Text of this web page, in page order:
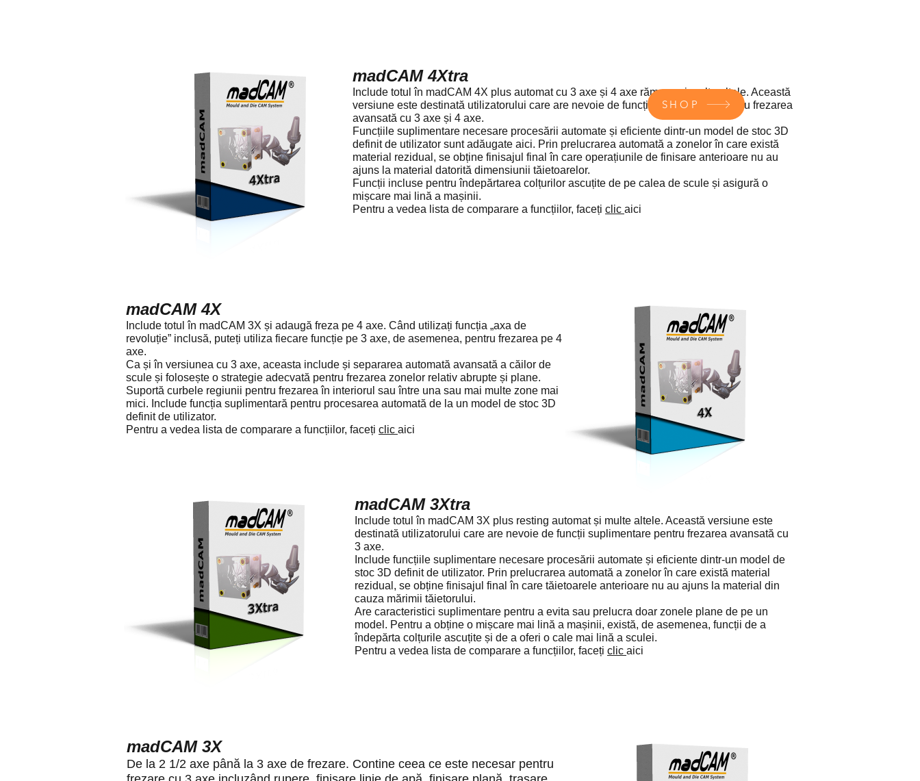
madCAM 4Xtra
Include totul în madCAM 4X plus automat cu 3 axe și 4 axe rămase și multe altele. Această
versiune este destinată utilizatorului care are nevoie de funcții suplimentare pentru frezarea
avansată cu 3 axe și 4 axe.
Funcțiile suplimentare necesare procesării automate și eficiente dintr-un model de stoc 3D
definit de utilizator sunt adăugate aici. Prin prelucrarea automată a zonelor în care există
material rezidual, se obține finisajul final în care operațiunile de finisare anterioare nu au
ajuns la material datorită dimensiunii tăietoarelor.
Funcții incluse pentru îndepărtarea colțurilor ascuțite de pe calea de scule și asigură o
mișcare mai lină a mașinii.
Pentru a vedea lista de comparare a funcțiilor, faceți clic aici
madCAM 4X
Include totul în madCAM 3X și adaugă freza pe 4 axe. Când utilizați funcția „axa de
revoluție” inclusă, puteți utiliza fiecare funcție pe 3 axe, de asemenea, pentru frezarea pe 4
axe.
Ca și în versiunea cu 3 axe, aceasta include și separarea automată avansată a căilor de
scule și folosește o strategie adecvată pentru frezarea zonelor relativ abrupte și plane.
Suportă curbele regiunii pentru frezarea în interiorul sau între una sau mai multe zone mai
mici. Include funcția suplimentară pentru procesarea automată de la un model de stoc 3D
definit de utilizator.
Pentru a vedea lista de comparare a funcțiilor, faceți clic aici
madCAM 3Xtra
Include totul în madCAM 3X plus resting automat și multe altele. Această versiune este
destinată utilizatorului care are nevoie de funcții suplimentare pentru frezarea avansată cu
3 axe.
Include funcțiile suplimentare necesare procesării automate și eficiente dintr-un model de
stoc 3D definit de utilizator. Prin prelucrarea automată a zonelor în care există material
rezidual, se obține finisajul final în care tăietoarele anterioare nu au ajuns la material din
cauza mărimii tăietorului.
Are caracteristici suplimentare pentru a evita sau prelucra doar zonele plane de pe un
model. Pentru a obține o mișcare mai lină a mașinii, există, de asemenea, funcții de a
îndepărta colțurile ascuțite și de a oferi o cale mai lină a sculei.
Pentru a vedea lista de comparare a funcțiilor, faceți clic aici
madCAM 3X
De la 2 1/2 axe până la 3 axe de frezare. Contine ceea ce este necesar pentru
SHOP